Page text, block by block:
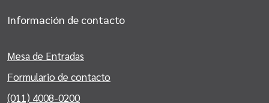
Información de contacto
Mesa de Entradas
Formulario de contacto
(011) 4008-0200